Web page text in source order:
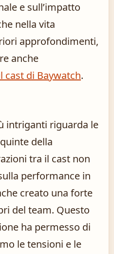
e sull’impatto
nella vita
approfondimenti,
anche
di Baywatch.
intriganti riguarda le
della
tra il cast non
performance in
creato una forte
del team. Questo
ha permesso di
le tensioni e le